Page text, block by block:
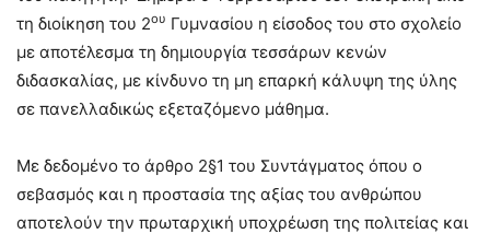
τη διοίκηση του 2ου Γυμνασίου η είσοδος του στο σχολείο
με αποτέλεσμα τη δημιουργία τεσσάρων κενών
διδασκαλίας, με κίνδυνο τη μη επαρκή κάλυψη της ύλης
σε πανελλαδικώς εξεταζόμενο μάθημα.
Με δεδομένο το άρθρο 2§1 του Συντάγματος όπου ο
σεβασμός και η προστασία της αξίας του ανθρώπου
αποτελούν την πρωταρχική υποχρέωση της πολιτείας και